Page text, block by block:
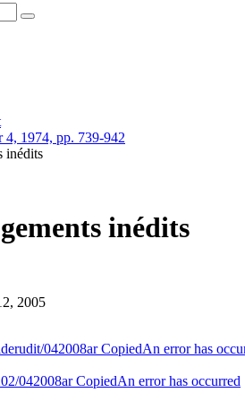
4, 1974, pp. 739-942
inédits
inédits
2005
042008arCopiedAn error has
042008arCopiedAn error has occurred